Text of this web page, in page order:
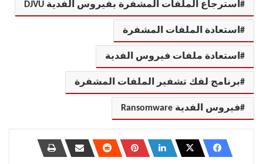
استرجاع الملفات المشفرة بفيروس الفدية DJVU
استعادة الملفات المشفرة
استعادة ملفات فيروس الفدية
برنامج لفك تشفير الملفات المشفرة
فيروس الفدية Ransomware